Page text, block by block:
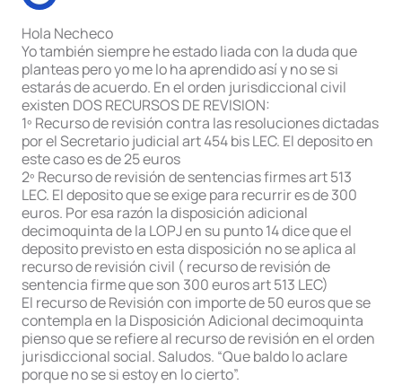
Hola Necheco
Yo también siempre he estado liada con la duda que
planteas pero yo me lo ha aprendido así y no se si
estarás de acuerdo. En el orden jurisdiccional civil
existen DOS RECURSOS DE REVISION:
1º Recurso de revisión contra las resoluciones dictadas
por el Secretario judicial art 454 bis LEC. El deposito en
este caso es de 25 euros
2º Recurso de revisión de sentencias firmes art 513
LEC. El deposito que se exige para recurrir es de 300
euros. Por esa razón la disposición adicional
decimoquinta de la LOPJ en su punto 14 dice que el
deposito previsto en esta disposición no se aplica al
recurso de revisión civil ( recurso de revisión de
sentencia firme que son 300 euros art 513 LEC)
El recurso de Revisión con importe de 50 euros que se
contempla en la Disposición Adicional decimoquinta
pienso que se refiere al recurso de revisión en el orden
jurisdiccional social. Saludos. “Que baldo lo aclare
porque no se si estoy en lo cierto”.